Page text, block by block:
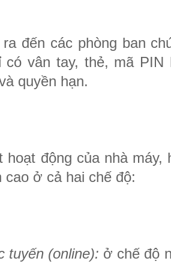
ra đến các phòng ban
có vân tay, thẻ, mã
quyền hạn.
hoạt động của nhà máy,
cao ở cả hai chế độ:
tuyến (online): ở chế độ